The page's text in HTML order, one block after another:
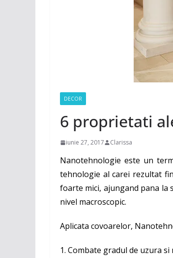
DECOR
6 proprietati
iunie 27, 2017 Clarissa
Nanotehnologie este un
tehnologie al carei rezultat
foarte mici, ajungand pana la
nivel macroscopic.
Aplicata covoarelor,
1. Combate gradul de uzura